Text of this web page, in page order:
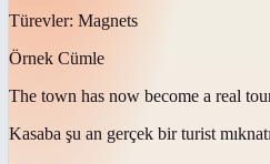
Türevler: Magnets
Örnek Cümle
The town has now become a real
Kasaba şu an gerçek bir turist